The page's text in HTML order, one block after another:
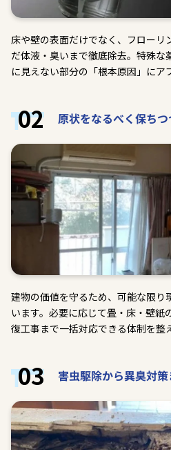
床や壁の表面だけでなく、フローリ
だ体液・臭いまで徹底除去。特殊な
に見えない部分の「根本原因」にア
02 原状をなるべく保ち
建物の価値を守るため、可能な限り
います。必要に応じて畳・床・壁紙
復工事まで一括対応できる体制を整
03 害虫駆除から異臭対